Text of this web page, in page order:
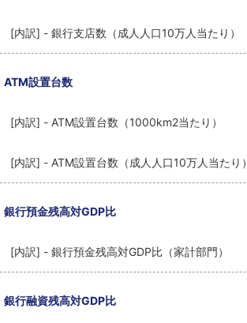
[内訳] - 銀行支店数（成人人口10万人当たり）
ATM設置台数
[内訳] - ATM設置台数（1000km2当たり）
[内訳] - ATM設置台数（成人人口10万人当たり）
銀行預金残高対GDP比
[内訳] - 銀行預金残高対GDP比（家計部門）
銀行融資残高対GDP比